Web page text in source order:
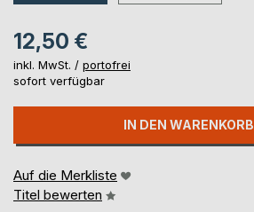
12,50 €
inkl. MwSt. / portofrei
sofort verfügbar
IN DEN WARENKORB
Auf die Merkliste
Titel bewerten